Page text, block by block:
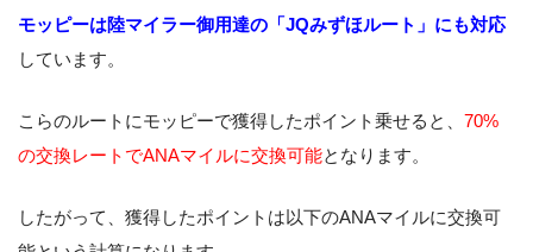
モッピーは陸マイラー御用達の「JQみずほルート」にも対応
しています。
こらのルートにモッピーで獲得したポイント乗せると、 70%
の交換レートでANAマイルに交換可能となります。
したがって、獲得したポイントは以下のANAマイルに交換可